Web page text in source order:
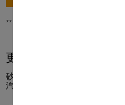
** 香港零售價
更多產品資訊
砂鍋（20 厘米 / 4 升） 由堅固
汽出口。